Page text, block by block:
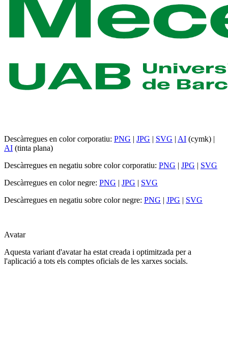
Descàrregues en color corporatiu: PNG | JPG | SVG | AI (cymk) |
AI (tinta plana)
Descàrregues en negatiu sobre color corporatiu: PNG | JPG | SVG
Descàrregues en color negre: PNG | JPG | SVG
Descàrregues en negatiu sobre color negre: PNG | JPG | SVG
Avatar
Aquesta variant d'avatar ha estat creada i optimitzada per a
l'aplicació a tots els comptes oficials de les xarxes socials.